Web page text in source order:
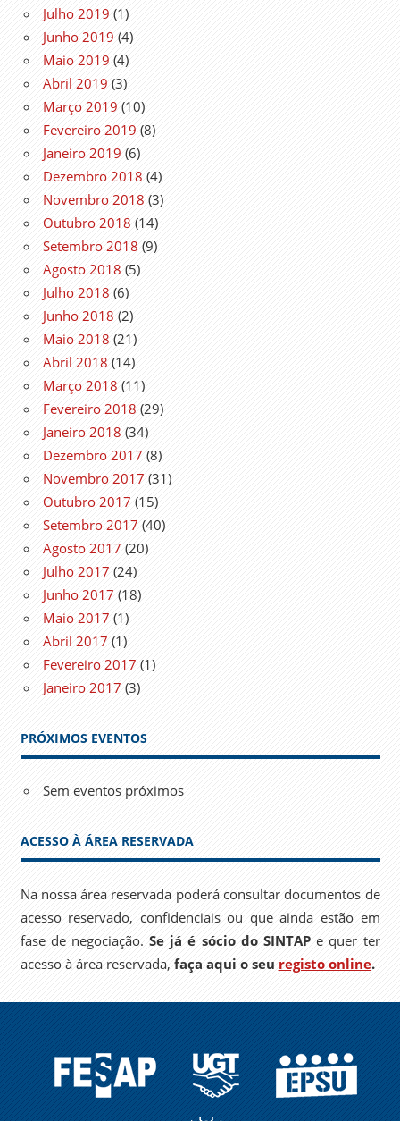
Julho 2019 (1)
Junho 2019 (4)
Maio 2019 (4)
Abril 2019 (3)
Março 2019 (10)
Fevereiro 2019 (8)
Janeiro 2019 (6)
Dezembro 2018 (4)
Novembro 2018 (3)
Outubro 2018 (14)
Setembro 2018 (9)
Agosto 2018 (5)
Julho 2018 (6)
Junho 2018 (2)
Maio 2018 (21)
Abril 2018 (14)
Março 2018 (11)
Fevereiro 2018 (29)
Janeiro 2018 (34)
Dezembro 2017 (8)
Novembro 2017 (31)
Outubro 2017 (15)
Setembro 2017 (40)
Agosto 2017 (20)
Julho 2017 (24)
Junho 2017 (18)
Maio 2017 (1)
Abril 2017 (1)
Fevereiro 2017 (1)
Janeiro 2017 (3)
PRÓXIMOS EVENTOS
Sem eventos próximos
ACESSO À ÁREA RESERVADA
Na nossa área reservada poderá consultar documentos de
acesso reservado, confidenciais ou que ainda estão em
fase de negociação.Se já é sócio do SINTAPe quer ter
acesso à área reservada, faça aqui o seu registo online.
FESAP UGT EPSU